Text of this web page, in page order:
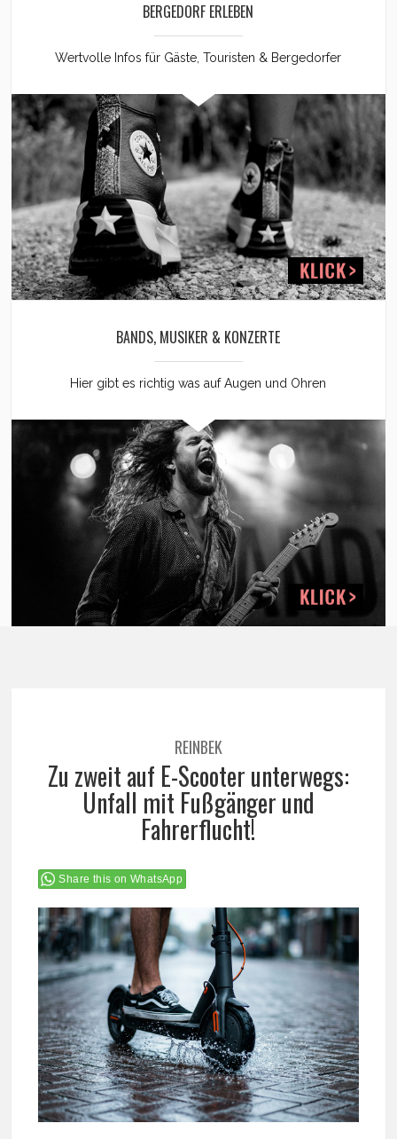
BERGEDORF ERLEBEN
Wertvolle Infos für Gäste, Touristen & Bergedorfer
BANDS, MUSIKER & KONZERTE
Hier gibt es richtig was auf Augen und Ohren
REINBEK
Zu zweit auf E-Scooter unterwegs:
Unfall mit Fußgänger und
Fahrerflucht!
Share this on WhatsApp